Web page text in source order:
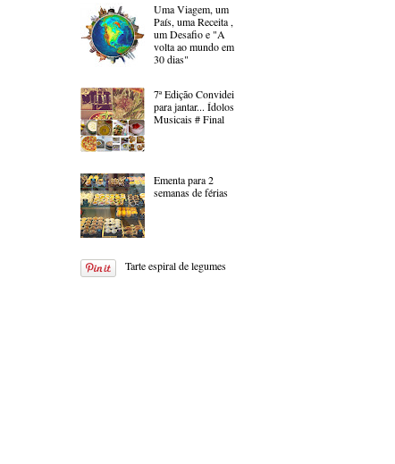
Uma Viagem, um
País, uma Receita ,
um Desafio e "A
volta ao mundo em
30 dias"
7ª Edição Convidei
para jantar... Ídolos
Musicais # Final
Ementa para 2
semanas de férias
Tarte espiral de legumes